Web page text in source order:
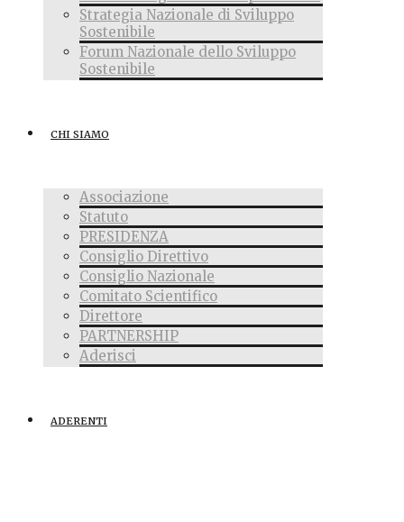
Strategia Nazionale di Sviluppo
Sostenibile
Forum Nazionale dello Sviluppo
Sostenibile
CHI SIAMO
Associazione
Statuto
PRESIDENZA
Consiglio Direttivo
Consiglio Nazionale
Comitato Scientifico
Direttore
PARTNERSHIP
Aderisci
ADERENTI